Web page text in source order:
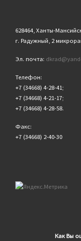
628464, Ханты-
г. Радужный, 2
Эл. почта:
Телефон:
+7 (34668) 4-28-41;
+7 (34668) 4-21-17;
+7 (34668) 4-28-58.
Факс:
+7 (34668) 2-40-30
Как Вы